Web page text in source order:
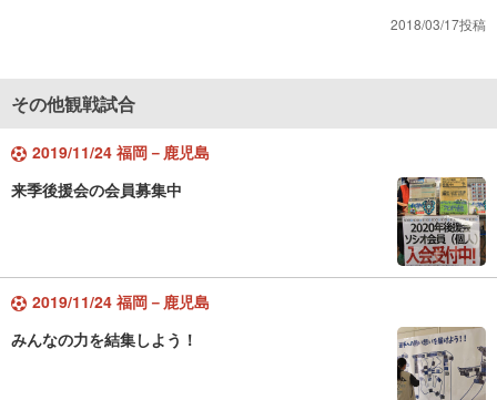
2018/03/17投稿
その他観戦試合
2019/11/24 福岡－鹿児島
来季後援会の会員募集中
2019/11/24 福岡－鹿児島
みんなの力を結集しよう！